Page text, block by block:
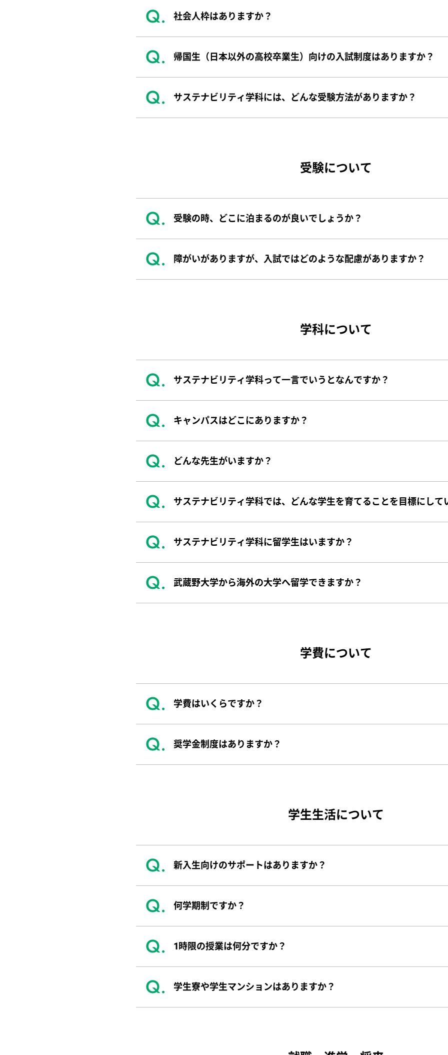
社会人枠はありますか？
帰国生（日本以外の高校卒業生）向けの入試制度はありますか？
サステナビリティ学科には、どんな受験方法がありますか？
受験について
受験の時、どこに泊まるのが良いでしょうか？
障がいがありますが、入試ではどのような配慮がありますか？
学科について
サステナビリティ学科って一言でいうとなんですか？
キャンパスはどこにありますか？
どんな先生がいますか？
サステナビリティ学科では、どんな学生を育てることを目標にして
サステナビリティ学科に留学生はいますか？
武蔵野大学から海外の大学へ留学できますか？
学費について
学費はいくらですか？
奨学金制度はありますか？
学生生活について
新入生向けのサポートはありますか？
何学期制ですか？
1時限の授業は何分ですか？
学生寮や学生マンションはありますか？